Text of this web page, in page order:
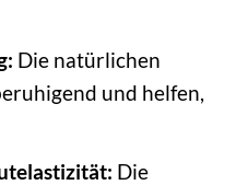
Die natürlichen
und helfen,
Die